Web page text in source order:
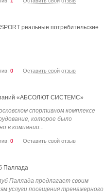
реальные потребительские
0 Оставить свой отзыв
«АБСОЛЮТ СИСТЕМС»
спортивном комплексе
которое было
в компании...
0 Оставить свой отзыв
Паллада
Паллада предлагает своим
услуги посещения тренажерного